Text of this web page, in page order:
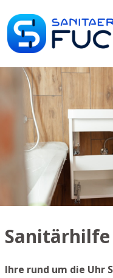
Ihre rund um die Uhr